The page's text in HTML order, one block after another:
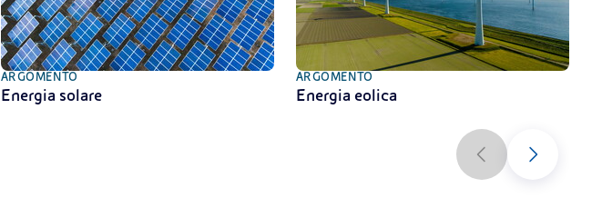
ARGOMENTO
Energia solare
ARGOMENTO
Energia eolica